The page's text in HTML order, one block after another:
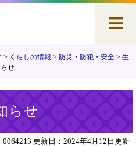
> くらしの情報 > 防災・防犯・安全 > 生
せ
らせ
0064213 更新日：2024年4月12日更新